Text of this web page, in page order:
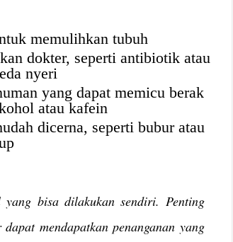
memulihkan tubuh
dokter, seperti antibiotik atau
nyeri
yang dapat memicu berak
atau kafein
dicerna, seperti bubur atau
bisa dilakukan sendiri. Penting
mendapatkan penanganan yang